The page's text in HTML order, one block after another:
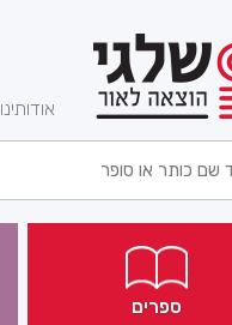
אודותינו
ספרים